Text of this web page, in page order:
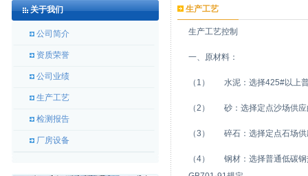
关于我们
公司简介
资质荣誉
公司业绩
生产工艺
检测报告
厂房设备
生产工艺
生产工艺控制
一、原材料：
（1） 水泥：选择425#以上普
（2） 砂：选择定点沙场供应
（3） 碎石：选择定点石场供
（4） 钢材：选择普通低碳钢